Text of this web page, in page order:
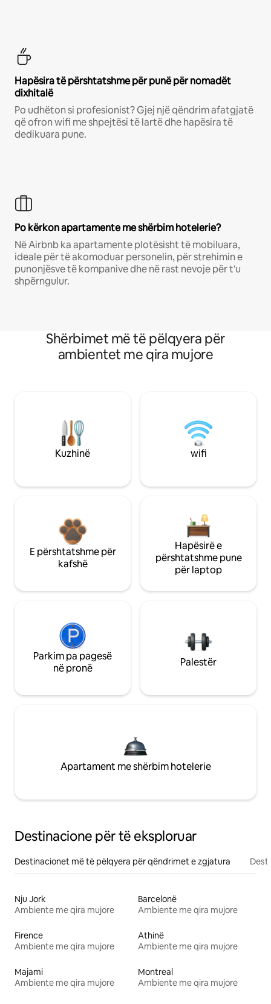
Hapësira të përshtatshme për punë për nomadët
dixhitalë
Po udhëton si profesionist? Gjej një qëndrim afatgjatë
që ofron wifi me shpejtësi të lartë dhe hapësira të
dedikuara pune.
Po kërkon apartamente me shërbim hotelerie?
Në Airbnb ka apartamente plotësisht të mobiluara,
ideale për të akomoduar personelin, për strehimin e
punonjësve të kompanive dhe në rast nevoje për t'u
shpërngulur.
Shërbimet më të pëlqyera për
ambientet me qira mujore
Kuzhinë wifi
E përshtatshme për
kafshë
Hapësirë e
përshtatshme pune
për laptop
Parkim pa pagesë
në pronë
Palestër
Apartament me shërbim hotelerie
Destinacione për të eksploruar
Destinacionet më të pëlqyera për qëndrimet e zgjatura
Nju Jork
Ambiente me qira mujore
Barcelonë
Ambiente me qira mujore
Firence
Ambiente me qira mujore
Athinë
Ambiente me qira mujore
Majami
Ambiente me qira mujore
Montreal
Ambiente me qira mujore